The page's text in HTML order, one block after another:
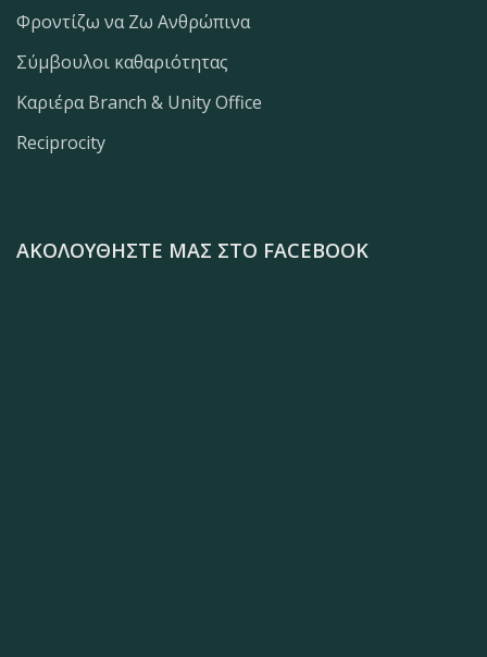
Φροντίζω να Ζω Ανθρώπινα
Σύμβουλοι καθαριότητας
Καριέρα Branch & Unity Office
Reciprocity
ΑΚΟΛΟΥΘΉΣΤΕ ΜΑΣ ΣΤΟ FACEBOOK